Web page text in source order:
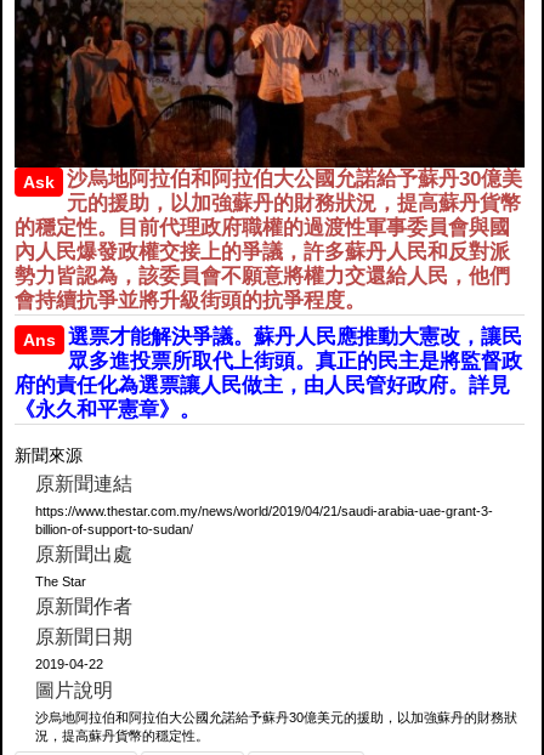
Ask
沙烏地阿拉伯和阿拉伯大公國允諾給予蘇丹30億美
元的援助，以加強蘇丹的財務狀況，提高蘇丹貨幣
的穩定性。目前代理政府職權的過渡性軍事委員會與國
內人民爆發政權交接上的爭議，許多蘇丹人民和反對派
勢力皆認為，該委員會不願意將權力交還給人民，他們
會持續抗爭並將升級街頭的抗爭程度。
Ans
選票才能解決爭議。蘇丹人民應推動大憲改，讓民
眾多進投票所取代上街頭。真正的民主是將監督政
府的責任化為選票讓人民做主，由人民管好政府。詳見
《永久和平憲章》。
新聞來源
原新聞連結
https://www.thestar.com.my/news/world/2019/04/21/saudi-arabia-uae-grant-3-
billion-of-support-to-sudan/
原新聞出處
The Star
原新聞作者
原新聞日期
2019-04-22
圖片說明
沙烏地阿拉伯和阿拉伯大公國允諾給予蘇丹30億美元的援助，以加強蘇丹的財務狀
況，提高蘇丹貨幣的穩定性。